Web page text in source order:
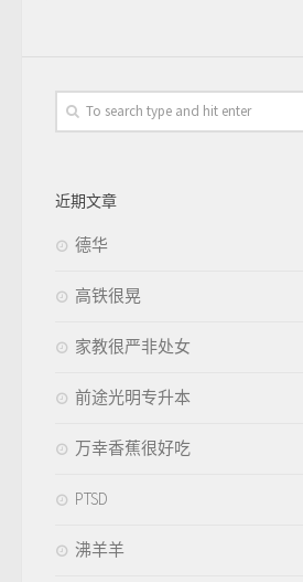
近期文章
德华
高铁很晃
家教很严非处女
前途光明专升本
万幸香蕉很好吃
PTSD
沸羊羊